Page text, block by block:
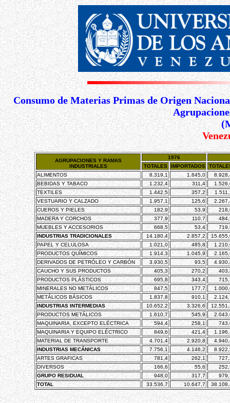
Consumo de Materias Primas de Origen
AGRUPACIONES Y RAMAS
INDUSTRIALES
1976
TOTALES
IMPORTADOS
ALIMENTOS
8.319,1 1.845,0
BEBIDAS Y TABACO
1.232,4 311,4
TEXTILES
1.442,5 357,2
VESTUARIO Y CALZADO
1.957,1 125,6
CUEROS Y PIELES
182,9 53,9
MADERA Y CORCHOS
377,9 110,7
MUEBLES Y ACCESORIOS
668,5 53,4
INDUSTRIAS TRADICIONALES
14.180,4 2.857,2
PAPEL Y CELULOSA
1.021,0 485,8
PRODUCTOS QUÍMICOS
1.914,3 1.045,9
DERIVADOS DE PETRÓLEO Y CARBÓN
3.930,5 93,5
CAUCHO Y SUS PRODUCTOS
405,3 270,2
PRODUCTOS PLÁSTICOS
695,8 343,4
MINERALES NO METÁLICOS
847,5 177,7
METÁLICOS BÁSICOS
1.837,8 910,1
INDUSTRIAS INTERMEDIAS
10.652,2 3.326,6
PRODUCTOS METÁLICOS
1.610,7 545,9
MAQUINARIA, EXCEPTO ELÉCTRICA
594,4 258,1
MAQUINARIA Y EQUIPO ELÉCTRICO
849,6 421,4
MATERIAL DE TRANSPORTE
4.701,4 2.920,8
INDUSTRIAS MECÁNICAS
7.756,1 4.146,2
ARTES GRAFICAS
781,4 262,1
DIVERSOS
166,6 55,6
GRUPO RESIDUAL
948,0 317,7
TOTAL
33.536,7 10.647,7